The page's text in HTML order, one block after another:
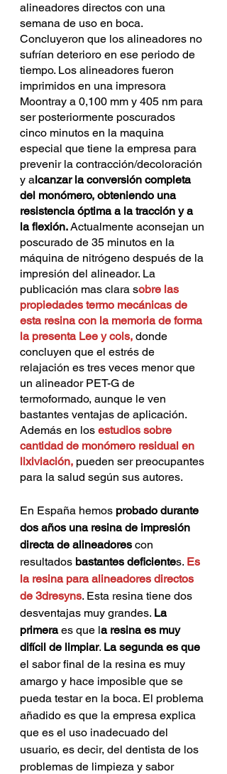
alineadores directos con una
semana de uso en boca.
Concluyeron que los alineadores no
sufrían deterioro en ese periodo de
tiempo. Los alineadores fueron
imprimidos en una impresora
Moontray a 0,100 mm y 405 nm para
ser posteriormente poscurados
cinco minutos en la maquina
especial que tiene la empresa para
prevenir la contracción/decoloración
y alcanzar la conversión completa
del monómero, obteniendo una
resistencia óptima a la tracción y a
la flexión. Actualmente aconsejan un
poscurado de 35 minutos en la
máquina de nitrógeno después de la
impresión del alineador. La
publicación mas clara sobre las
propiedades termo mecánicas de
esta resina con la memoria de forma
la presenta Lee y cols, donde
concluyen que el estrés de
relajación es tres veces menor que
un alineador PET-G de
termoformado, aunque le ven
bastantes ventajas de aplicación.
Además en los estudios sobre
cantidad de monómero residual en
lixiviación, pueden ser preocupantes
para la salud según sus autores.
En España hemos probado durante
dos años una resina de impresión
directa de alineadores con
resultados bastantes deficientes. Es
la resina para alineadores directos
de 3dresyns. Esta resina tiene dos
desventajas muy grandes. La
primera es que la resina es muy
difícil de limpiar. La segunda es que
el sabor final de la resina es muy
amargo y hace imposible que se
pueda testar en la boca. El problema
añadido es que la empresa explica
que es el uso inadecuado del
usuario, es decir, del dentista de los
problemas de limpieza y sabor